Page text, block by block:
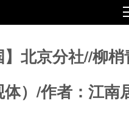
原创
精华
】北京分社//柳梢
）/作者：江南